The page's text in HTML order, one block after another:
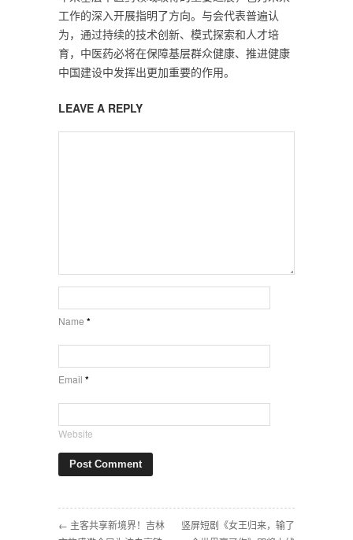
工作的深入开展指明了方向。与会代表普遍认
为，通过持续的技术创新、模式探索和人才培
育，中医药必将在保障基层群众健康、推进健康
中国建设中发挥出更加重要的作用。
LEAVE A REPLY
Name *
Email *
Website
← 主客共享新境界！吉林
竖屏短剧《女王归来，输了